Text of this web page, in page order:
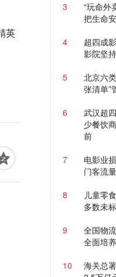
英
3
“玩命外
把生命
4
超四成
影院坚
5
北京六
张清单”
6
武汉超
少餐饮
前
7
电影业
门客流
8
儿童零
多数未
9
全国物
全面培
10
海关总